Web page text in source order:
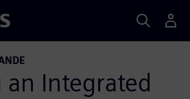
an Integrated